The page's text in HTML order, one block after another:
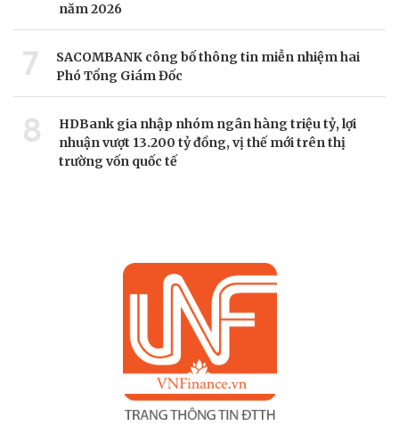
năm 2026
7
SACOMBANK công bố thông tin miễn nhiệm hai
Phó Tổng Giám Đốc
8
HDBank gia nhập nhóm ngân hàng triệu tỷ, lợi
nhuận vượt 13.200 tỷ đồng, vị thế mới trên thị
trường vốn quốc tế